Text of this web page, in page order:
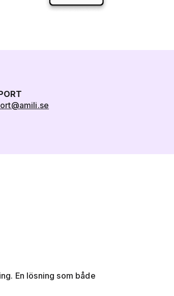
En lösning som både